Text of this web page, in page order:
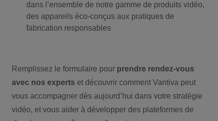
dans l’ensemble de notre gamme de produits vidéo,
des appareils éco-conçus aux pratiques de
fabrication responsables
Remplissez le formulaire pour prendre rendez-vous
avec nos experts et découvrir comment Vantiva peut
vous accompagner dès aujourd’hui dans votre stratégie
vidéo, et vous aider à développer des plateformes de